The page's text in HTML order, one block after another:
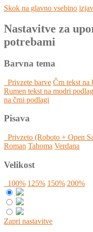
Skok na glavno vsebino
Nastavitve za
potrebami
Barvna tema
Privzete barve Črn tekst na
Rumen tekst na modri
na črni podlagi
Pisava
Privzeto (Roboto + Open
Roman Tahoma Verdana
Velikost
100% 125% 150% 200%
Zapri nastavitve